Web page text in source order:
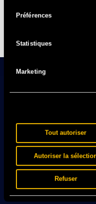
Préférences
Statistiques
Marketing
Tout autoriser
Autoriser la
Refuser
l’occasion de le